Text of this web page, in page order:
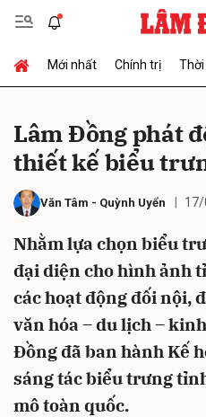
Mới nhất Chính trị
Lâm Đồng phát
thiết kế biểu
Văn Tâm - Quỳnh Uyển 17/
Nhằm lựa chọn biểu
đại diện cho hình ảnh
các hoạt động đối nội,
văn hóa – du lịch –
Đồng đã ban hành Kế
sáng tác biểu trưng
mô toàn quốc.
Gửi bình luận